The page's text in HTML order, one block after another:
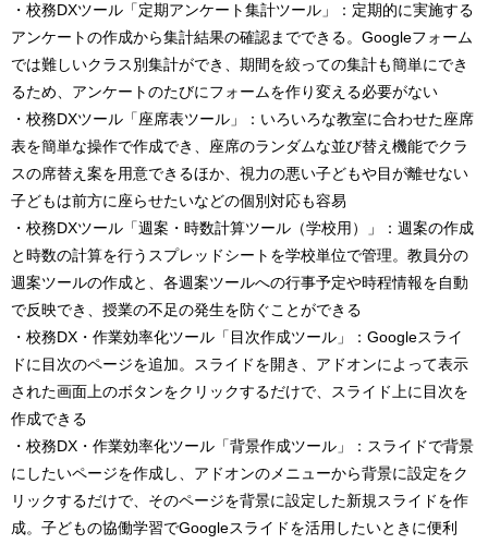
・校務DXツール「定期アンケート集計ツール」：定期的に実施する
アンケートの作成から集計結果の確認までできる。Googleフォーム
では難しいクラス別集計ができ、期間を絞っての集計も簡単にでき
るため、アンケートのたびにフォームを作り変える必要がない
・校務DXツール「座席表ツール」：いろいろな教室に合わせた座席
表を簡単な操作で作成でき、座席のランダムな並び替え機能でクラ
スの席替え案を用意できるほか、視力の悪い子どもや目が離せない
子どもは前方に座らせたいなどの個別対応も容易
・校務DXツール「週案・時数計算ツール（学校用）」：週案の作成
と時数の計算を行うスプレッドシートを学校単位で管理。教員分の
週案ツールの作成と、各週案ツールへの行事予定や時程情報を自動
で反映でき、授業の不足の発生を防ぐことができる
・校務DX・作業効率化ツール「目次作成ツール」：Googleスライ
ドに目次のページを追加。スライドを開き、アドオンによって表示
された画面上のボタンをクリックするだけで、スライド上に目次を
作成できる
・校務DX・作業効率化ツール「背景作成ツール」：スライドで背景
にしたいページを作成し、アドオンのメニューから背景に設定をク
リックするだけで、そのページを背景に設定した新規スライドを作
成。子どもの協働学習でGoogleスライドを活用したいときに便利